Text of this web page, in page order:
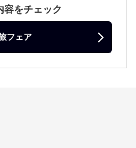
容をチェック
フェア